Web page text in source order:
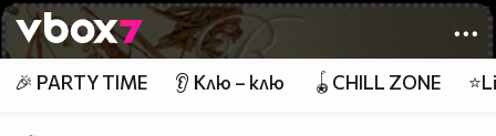
Member of
👾
🎉 PARTY TIME 👂 Клю – клю 🪀CHILL ZONE